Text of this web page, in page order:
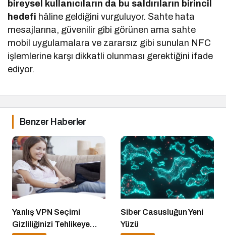
bireysel kullanıcıların da bu saldırıların birincil
hedefi hâline geldiğini vurguluyor. Sahte hata
mesajlarına, güvenilir gibi görünen ama sahte
mobil uygulamalara ve zararsız gibi sunulan NFC
işlemlerine karşı dikkatli olunması gerektiğini ifade
ediyor.
Benzer Haberler
Yanlış VPN Seçimi
Gizliliğinizi Tehlikeye
Siber Casusluğun Yeni
Yüzü